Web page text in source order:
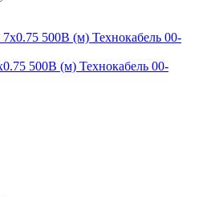
500В (м) Технокабель 00-